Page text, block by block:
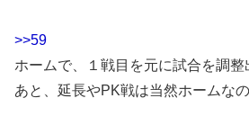
>>59
ホームで、１戦目を元に試合を調整
あと、延長やPK戦は当然ホームな